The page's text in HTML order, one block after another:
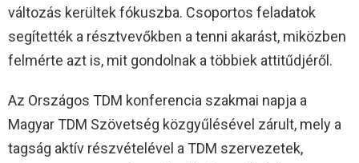
változás kerültek fókuszba. Csoportos feladatok
segítették a résztvevőkben a tenni akarást, miközben
felmérte azt is, mit gondolnak a többiek attitűdjéről.
Az Országos TDM konferencia szakmai napja a
Magyar TDM Szövetség közgyűlésével zárult, mely a
tagság aktív részvételével a TDM szervezetek,